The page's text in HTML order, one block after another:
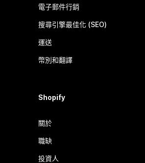
電子郵件行銷
搜尋引擎最佳化 (SEO)
運送
幣別和翻譯
Shopify
關於
職缺
投資人